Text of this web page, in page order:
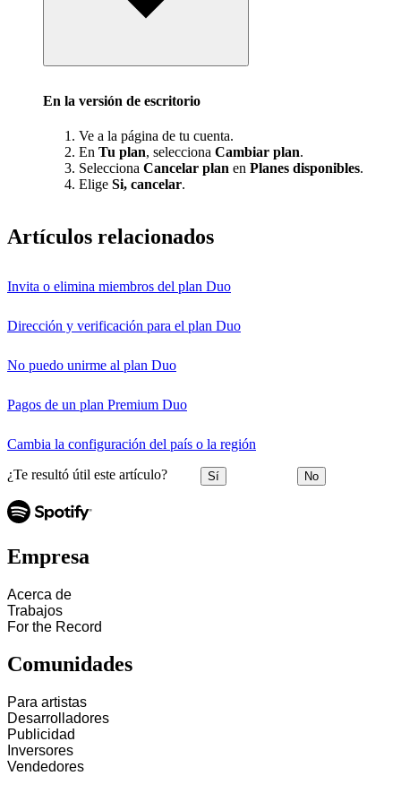
En la versión de escritorio
Ve a la página de tu cuenta.
En Tu plan, selecciona Cambiar plan.
Selecciona Cancelar plan en Planes disponibles.
Elige Si, cancelar.
Artículos relacionados
Invita o elimina miembros del plan Duo
Dirección y verificación para el plan Duo
No puedo unirme al plan Duo
Pagos de un plan Premium Duo
Cambia la configuración del país o la región
¿Te resultó útil este artículo? Sí No
Empresa
Acerca de
Trabajos
For the Record
Comunidades
Para artistas
Desarrolladores
Publicidad
Inversores
Vendedores